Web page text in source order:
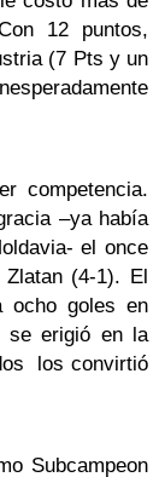
12 puntos,
(7 Pts y un
competencia.
–ya había
el once
(4-1). El
ocho goles en
se erigió en la
los convirtió
Subcampeon